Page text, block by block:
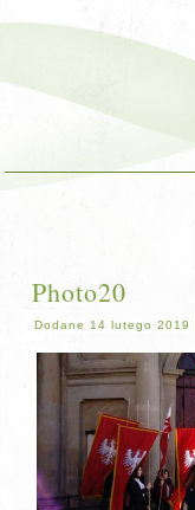
Photo20
Dodane 14 lutego 2019